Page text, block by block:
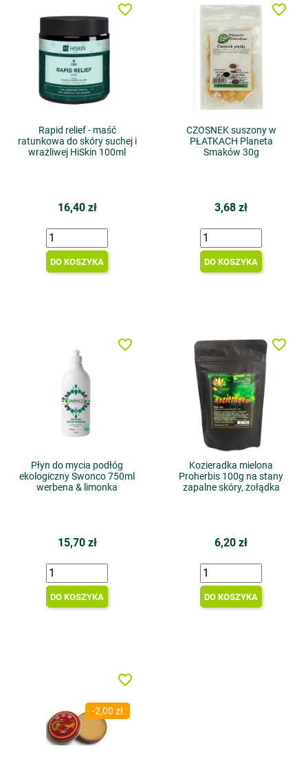
Rapid relief - maść
ratunkowa do skóry suchej i
wrażliwej HiSkin 100ml
16,40 zł
DO KOSZYKA
favorite_border
CZOSNEK suszony w
PŁATKACH Planeta
Smaków 30g
3,68 zł
DO KOSZYKA
favorite_border
Płyn do mycia podłóg
ekologiczny Swonco 750ml
werbena & limonka
15,70 zł
DO KOSZYKA
favorite_border
Kozieradka mielona
Proherbis 100g na stany
zapalne skóry, żołądka
6,20 zł
DO KOSZYKA
favorite_border
-2,00 zł
favorite_border